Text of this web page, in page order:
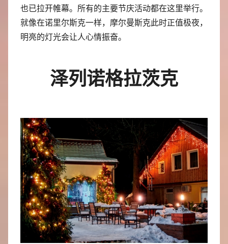
也已拉开帷幕。所有的主要节庆活动都在这里举行。
就像在诺里尔斯克一样，摩尔曼斯克此时正值极夜，
明亮的灯光会让人心情振奋。
泽列诺格拉茨克